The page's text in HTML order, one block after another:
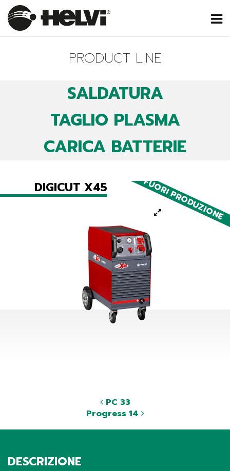
PRODUCT LINE
SALDATURA
TAGLIO PLASMA
CARICA BATTERIE
FUORI PRODUZIONE
DIGICUT X45
PC 33
Progress 14
DESCRIZIONE